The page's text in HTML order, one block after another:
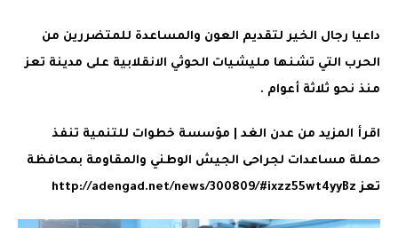
داعيا رجال الخير لتقديم العون والمساعدة للمتضررين من
الحرب التي تشنها مليشيات الحوثي الانقلابية على مدينة تعز
منذ نحو ثلاثة أعوام .
اقرأ المزيد من عدن الغد | مؤسسة خطوات للتنمية تنفذ
حملة مساعدات لجراحى الجيش الوطني والمقاومة بمحافظة
تعز http://adengad.net/news/300809/#ixzz55wt4yyBz